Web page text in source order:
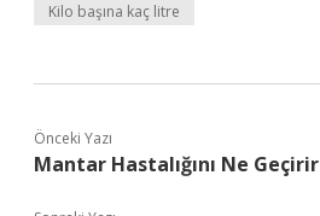
Kilo başına kaç litre
Önceki Yazı
Mantar Hastalığını Ne Geçirir